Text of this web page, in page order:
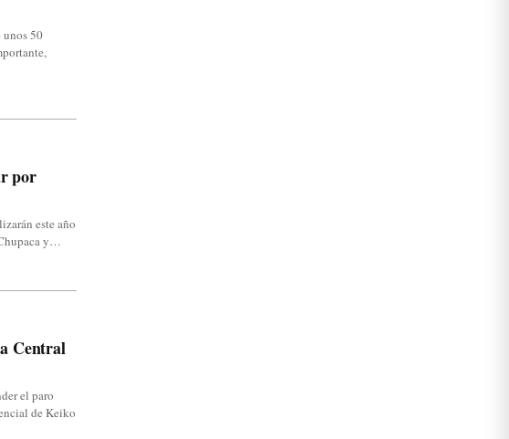
50
por
este año
y…
Central
el paro
de Keiko